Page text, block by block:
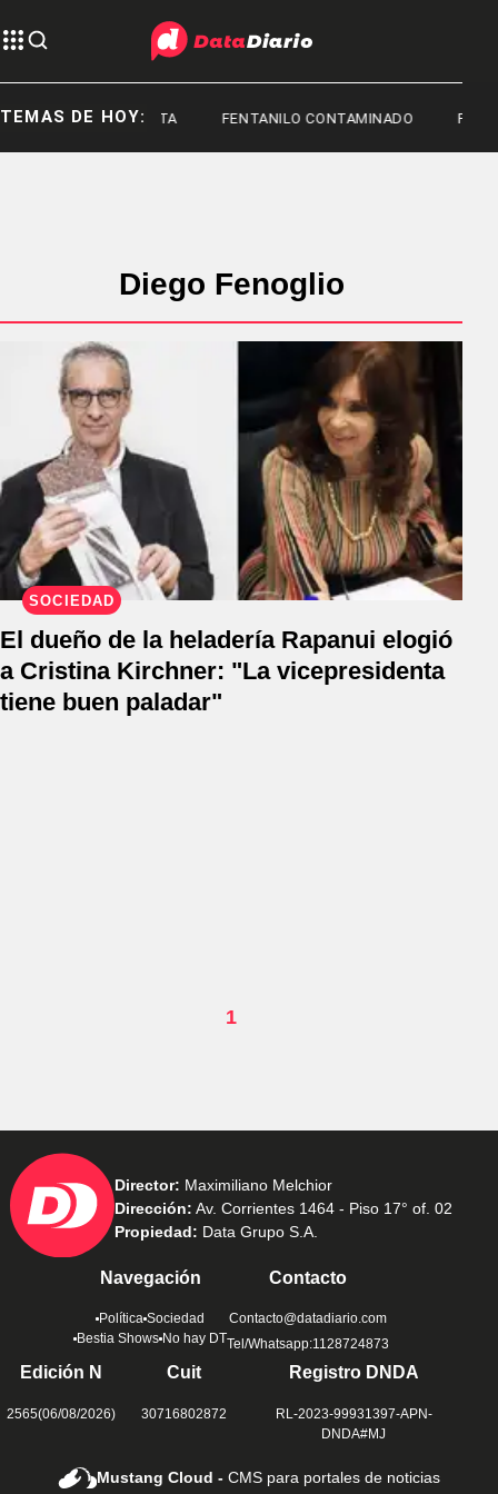
TEMAS DE HOY:TOYOTA FENTANILO CONTAMINADO
Diego Fenoglio
SOCIEDAD
El dueño de la heladería Rapanui elogió
a Cristina Kirchner: "La vicepresidenta
tiene buen paladar"
1
Director: Maximiliano Melchior
Dirección: Av. Corrientes 1464 - Piso 17° of. 02
Propiedad: Data Grupo S.A.
Navegación
Política Sociedad
Bestia Shows No hay DT
Contacto
Contacto@datadiario.com
Tel/Whatsapp:1128724873
Edición N
2565(06/08/2026)
Cuit
30716802872
Registro DNDA
RL-2023-99931397-APN-
DNDA#MJ
Mustang Cloud -CMS para portales de noticias